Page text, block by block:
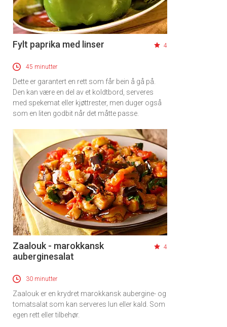
Fylt paprika med linser 4
45 minutter
Dette er garantert en rett som får bein å gå på.
Den kan være en del av et koldtbord, serveres
med spekemat eller kjøttrester, men duger også
som en liten godbit når det måtte passe.
Zaalouk - marokkansk
auberginesalat
4
30 minutter
Zaalouk er en krydret marokkansk aubergine- og
tomatsalat som kan serveres lun eller kald. Som
egen rett eller tilbehør.